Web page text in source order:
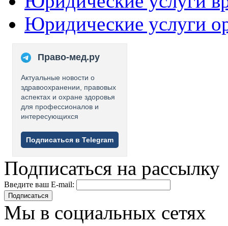
Юридические услуги
Право-мед.ру
Актуальные новости о
здравоохранении, правовых
аспектах и охране здоровья
для профессионалов и
интересующихся
Подписаться в Telegram
Подписаться на рассылку
Введите ваш E-mail:
Подписаться
Мы в социальных сетях